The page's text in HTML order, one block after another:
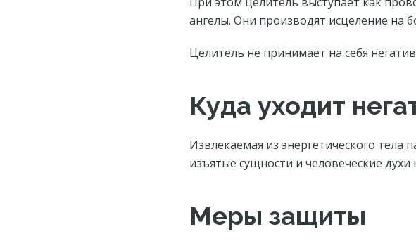
ангелы. Они производят исцеление на
Целитель не принимает на себя
Куда уходит
Извлекаемая из энергетического тела
изъятые сущности и человеческие
Меры защиты